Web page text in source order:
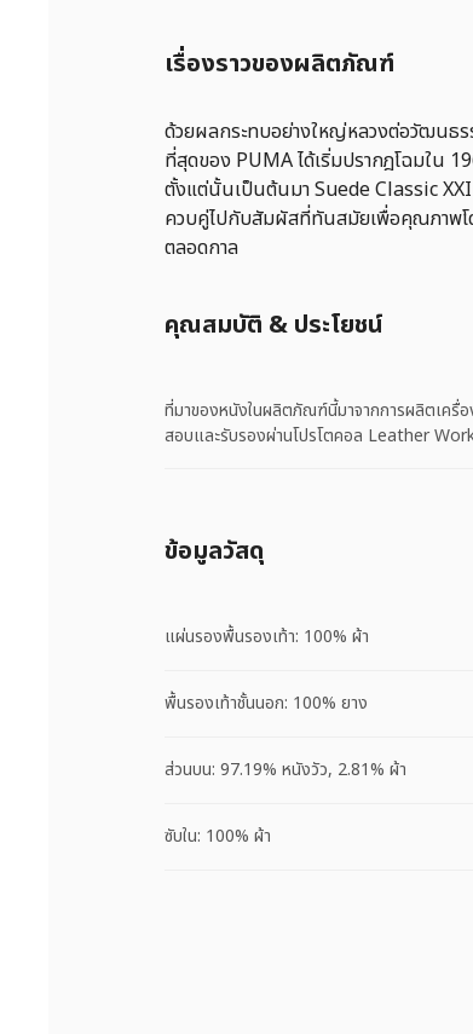
เรื่องราวของผลิตภัณฑ์
ด้วยผลกระทบอย่างใหญ่หลวงต่อวัฒนธร
ที่สุดของ PUMA ได้เริ่มปรากฎโฉมใน
ตั้งแต่นั้นเป็นต้นมา Suede Classic
ควบคู่ไปกับสัมผัสที่ทันสมัยเพื่อคุณภาพโ
ตลอดกาล
คุณสมบัติ & ประโยชน์
ที่มาของหนังในผลิตภัณฑ์นี้มาจากการผลิตเครื่
สอบและรับรองผ่านโปรโตคอล Leather
ข้อมูลวัสดุ
แผ่นรองพื้นรองเท้า: 100% ผ้า
พื้นรองเท้าชั้นนอก: 100% ยาง
ส่วนบน: 97.19% หนังวัว, 2.81% ผ้า
ซับใน: 100% ผ้า